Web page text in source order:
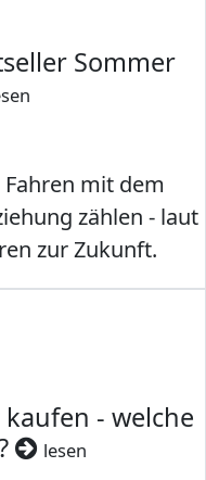
Sommer
mit dem
zählen - laut
zur Zukunft.
- welche
lesen